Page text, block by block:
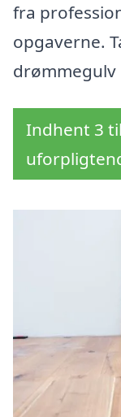
fra
opgaverne.
drømmegulv
Indhent 3